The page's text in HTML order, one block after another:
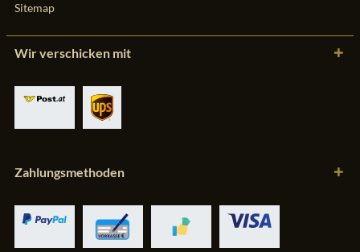
Sitemap
Wir verschicken mit
Zahlungsmethoden